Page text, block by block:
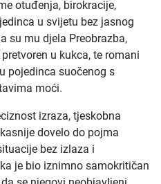
otuđenja, birokracije,
u svijetu bez jasnog
su mu djela Preobrazba,
u kukca, te romani
pojedinca suočenog s
moći.
izraza, tjeskobna
dovelo do pojma
bez izlaza i
je bio iznimno samokritičan